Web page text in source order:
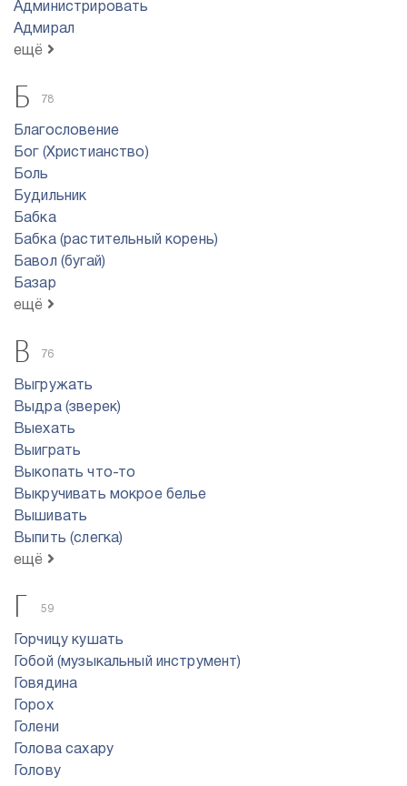
Администрировать
Адмирал
ещё
Б 78
Благословение
Бог (Христианство)
Боль
Будильник
Бабка
Бабка (растительный корень)
Бавол (бугай)
Базар
ещё
В 76
Выгружать
Выдра (зверек)
Выехать
Выиграть
Выкопать что-то
Выкручивать мокрое белье
Вышивать
Выпить (слегка)
ещё
Г 59
Горчицу кушать
Гобой (музыкальный инструмент)
Говядина
Горох
Голени
Голова сахару
Голову